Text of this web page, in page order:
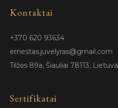
Kontaktai
+370 620 93634
ernestas.juvelyras@gmail.com
Tilžės 89a, Šiauliai 78113, Lietuva
Sertifikatai